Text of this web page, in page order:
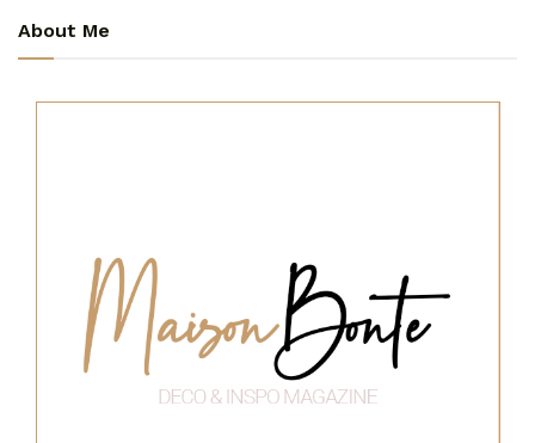
About Me